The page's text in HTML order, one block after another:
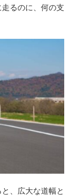
るのに、何の支
、広大な道幅と